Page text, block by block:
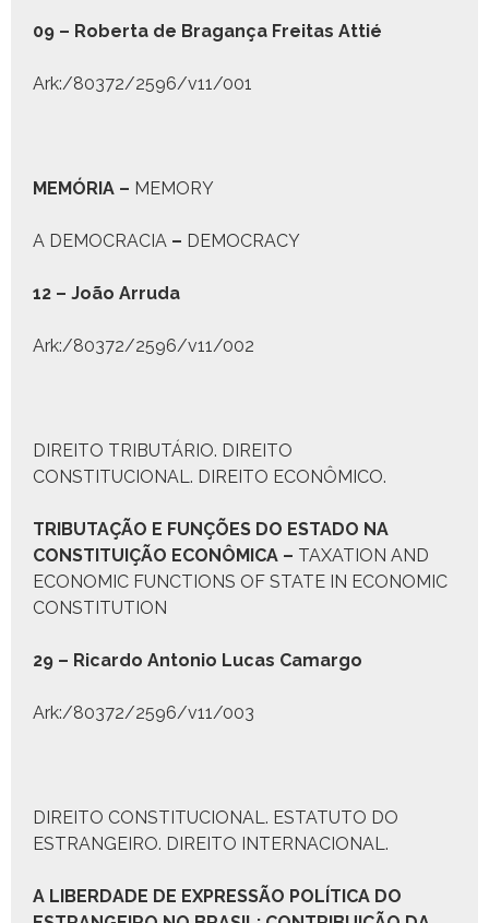
09 – Rober­ta de Bra­gança Fre­itas Attié
Ark:/80372/2596/v11/001
MEMÓRIA – MEMORY
A DEMOCRACIA – DEMOCRACY
12 – João Arru­da
Ark:/80372/2596/v11/002
DIREITO TRIBUTÁRIO. DIREITO
CONSTITUCIONAL. DIREITO ECONÔMICO.
TRIBUTAÇÃO E FUNÇÕES DO ESTADO NA
CONSTITUIÇÃO ECONÔMICA – TAXATION AND
ECONOMIC FUNCTIONS OF STATE IN ECONOMIC
CONSTITUTION
29 – Ricar­do Anto­nio Lucas Camar­go
Ark:/80372/2596/v11/003
DIREITO CONSTITUCIONAL. ESTATUTO DO
ESTRANGEIRO. DIREITO INTERNACIONAL.
A LIBERDADE DE EXPRESSÃO POLÍTICA DO